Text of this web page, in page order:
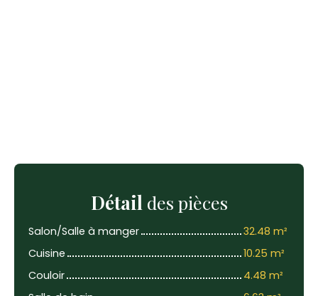
Détail des pièces
Salon/Salle à manger
32.48 m²
Cuisine
10.25 m²
Couloir
4.48 m²